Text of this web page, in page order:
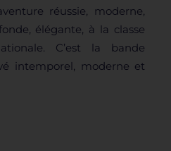
réussie, moderne,
élégante, à la classe
C’est la bande
intemporel, moderne et